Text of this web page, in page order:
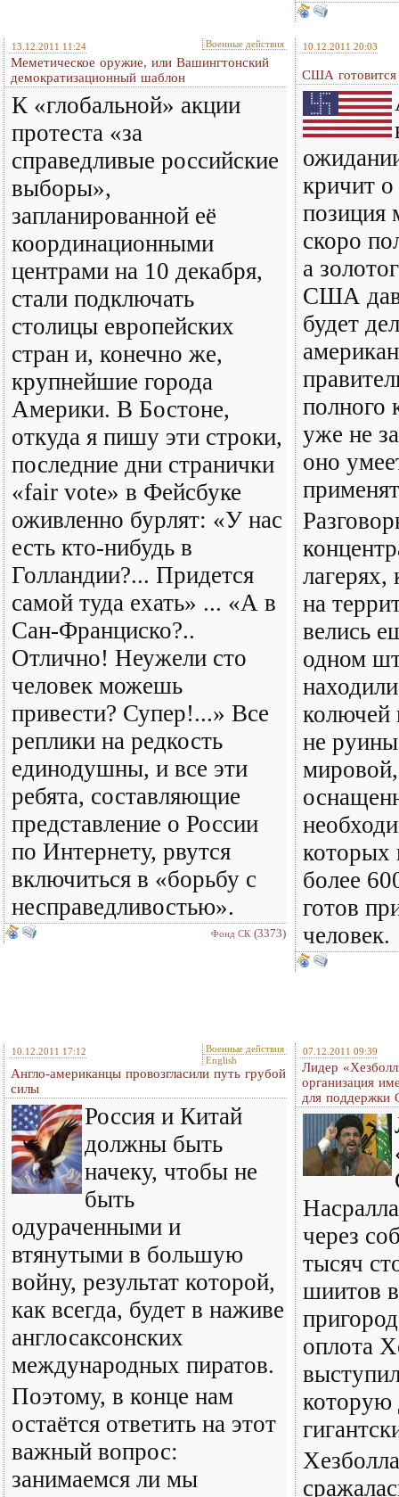
13.12.2011 11:24 Военные действия
Меметическое оружие, или Вашингтонский
демократизационный шаблон
К «глобальной» акции
протеста «за
справедливые российские
выборы»,
запланированной её
координационными
центрами на 10 декабря,
стали подключать
столицы европейских
стран и, конечно же,
крупнейшие города
Америки. В Бостоне,
откуда я пишу эти строки,
последние дни странички
«fair vote» в Фейсбуке
оживленно бурлят: «У нас
есть кто-нибудь в
Голландии?... Придется
самой туда ехать» ... «А в
Сан-Франциско?..
Отлично! Неужели сто
человек можешь
привести? Супер!...» Все
реплики на редкость
единодушны, и все эти
ребята, составляющие
представление о России
по Интернету, рвутся
включиться в «борьбу с
несправедливостью».
Фонд СК (3373)
10.12.2011 20:03
США готовится
кричит
позиция
скоро
а
США
будет
полного
уже не
оно
на
велись
одном
колючей
не
более
готов
человек.
10.12.2011 17:12
Военные действия
English
Англо-американцы провозгласили путь грубой
силы
Россия и Китай
должны быть
начеку, чтобы не
быть
одураченными и
втянутыми в большую
войну, результат которой,
как всегда, будет в наживе
англосаксонских
международных пиратов.
Поэтому, в конце нам
остаётся ответить на этот
важный вопрос:
занимаемся ли мы
07.12.2011 09:39
Лидер
организация
для поддержки
через
тысяч
шиитов
оплота
которую